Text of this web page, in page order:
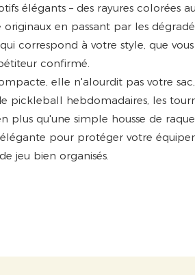
élégants – des rayures colorées
en passant par les
correspond à votre style, que
confirmé.
elle n'alourdit pas votre
pickleball hebdomadaires, les
plus qu'une simple housse de
pour protéger votre
jeu bien organisés.